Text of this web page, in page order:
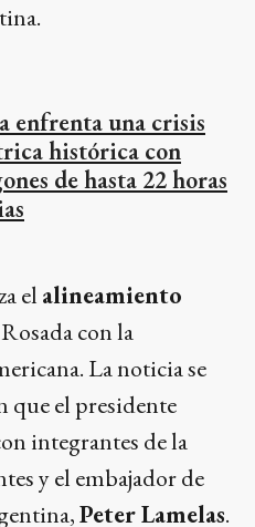
enfrenta una crisis
histórica con
de hasta 22 horas
el alineamiento
con la
La noticia se
que el presidente
integrantes de la
y el embajador de
Peter Lamelas.